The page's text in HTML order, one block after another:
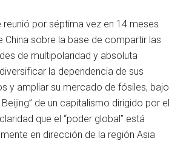
reunió por séptima vez en 14 meses
China sobre la base de compartir las
de multipolaridad y absoluta
la dependencia de sus
y ampliar su mercado de fósiles, bajo
de un capitalismo dirigido por el
que el “poder global” está
en dirección de la región Asia